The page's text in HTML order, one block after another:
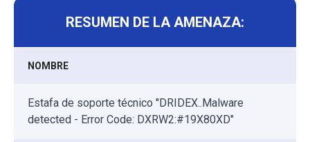
RESUMEN DE LA AMENAZA:
NOMBRE
Estafa de soporte técnico "DRIDEX..Malware
detected - Error Code: DXRW2:#19X80XD"